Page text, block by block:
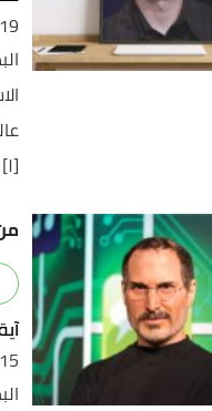
19 ديسمبر 2021
[١] ...
15 نوفمبر 2021